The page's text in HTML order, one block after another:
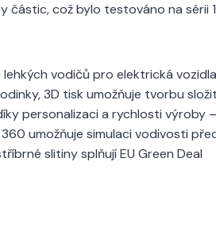
částic, což bylo testováno na sérii
vodičů pro elektrická
3D tisk umožňuje tvorbu
personalizaci a rychlosti výroby
umožňuje simulaci vodivosti
slitiny splňují EU Green Deal